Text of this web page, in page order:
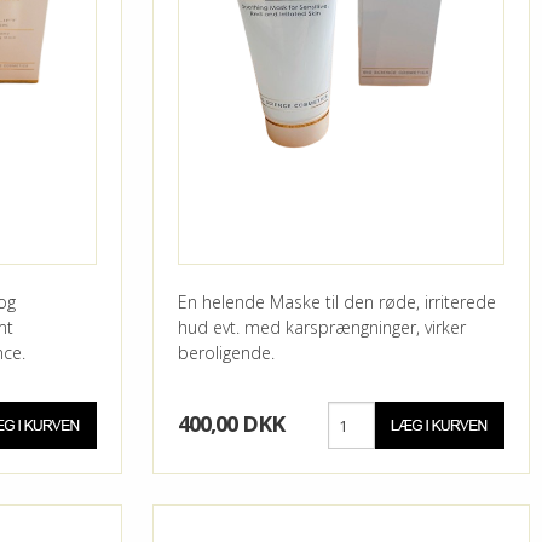
En helende Maske til den røde, irriterede
hud evt. med karsprængninger, virker
beroligende.
400,00 DKK